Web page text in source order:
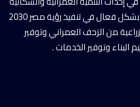
وتنظيم أعمال البناء والمساهمة بشكل فعال في تنفيذ رؤية مصر 2030
من الزحف العمراني وتوفير
البناء وتوفير الخدمات .